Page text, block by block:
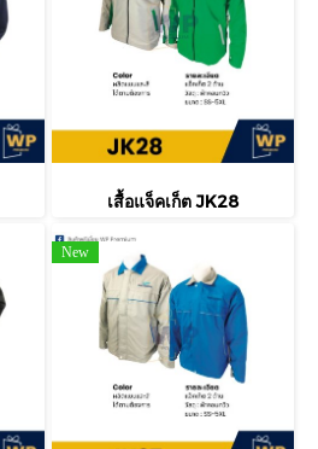
เสื้อแจ็คเก็ต JK28
New